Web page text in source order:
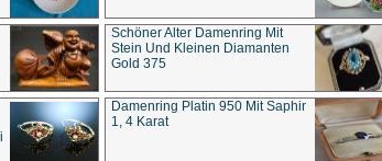
Schöner Alter Damenring Mit
Stein Und Kleinen Diamanten
Gold 375
Damenring Platin 950 Mit Saphir
1, 4 Karat